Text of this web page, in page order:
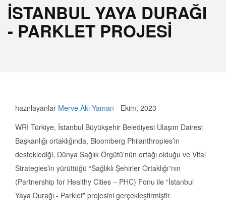
İSTANBUL YAYA DURAĞI
- PARKLET PROJESİ
hazırlayanlar Merve Akı Yaman - Ekim, 2023
WRI Türkiye, İstanbul Büyükşehir Belediyesi Ulaşım Dairesi
Başkanlığı ortaklığında, Bloomberg Philanthropies’in
desteklediği, Dünya Sağlık Örgütü’nün ortağı olduğu ve Vital
Strategies’in yürüttüğü “Sağlıklı Şehirler Ortaklığı”nın
(Partnership for Healthy Cities – PHC) Fonu ile “İstanbul
Yaya Durağı - Parklet” projesini gerçekleştirmiştir.